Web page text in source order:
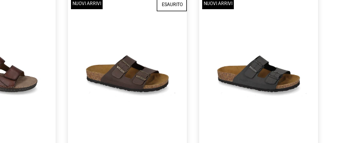
NUOVI ARRIVI ESAURITO NUOVI ARRIVI